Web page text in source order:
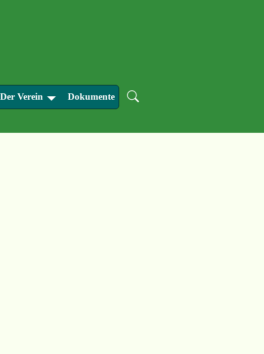
Der Verein Dokumente